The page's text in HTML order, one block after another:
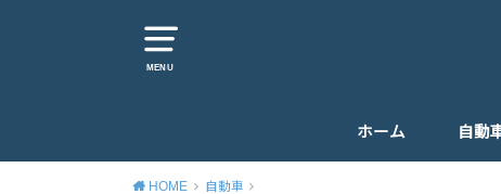
MENU
ホーム 自動
HOME 自動車